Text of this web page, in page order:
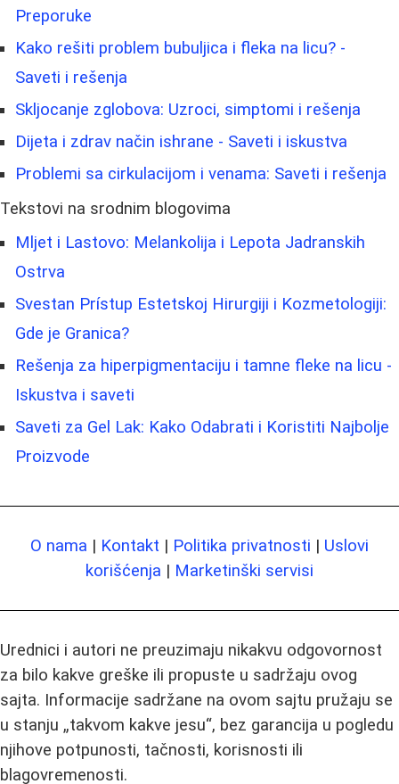
Preporuke
Kako rešiti problem bubuljica i fleka na licu? -
Saveti i rešenja
Skljocanje zglobova: Uzroci, simptomi i rešenja
Dijeta i zdrav način ishrane - Saveti i iskustva
Problemi sa cirkulacijom i venama: Saveti i rešenja
Tekstovi na srodnim blogovima
Mljet i Lastovo: Melankolija i Lepota Jadranskih
Ostrva
Svestan Prístup Estetskoj Hirurgiji i Kozmetologiji:
Gde je Granica?
Rešenja za hiperpigmentaciju i tamne fleke na licu -
Iskustva i saveti
Saveti za Gel Lak: Kako Odabrati i Koristiti Najbolje
Proizvode
O nama | Kontakt | Politika privatnosti | Uslovi
korišćenja | Marketinški servisi
Urednici i autori ne preuzimaju nikakvu odgovornost
za bilo kakve greške ili propuste u sadržaju ovog
sajta. Informacije sadržane na ovom sajtu pružaju se
u stanju „takvom kakve jesu“, bez garancija u pogledu
njihove potpunosti, tačnosti, korisnosti ili
blagovremenosti.